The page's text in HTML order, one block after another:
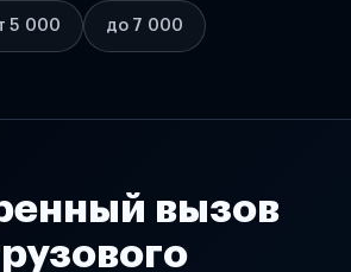
5 000 до 7 000
вызов